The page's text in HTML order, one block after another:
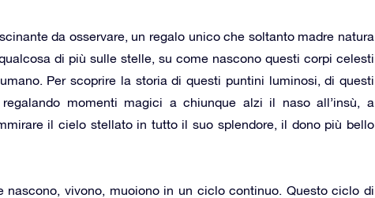
da osservare, un regalo unico che soltanto madre natura
di più sulle stelle, su come nascono questi corpi celesti
Per scoprire la storia di questi puntini luminosi, di questi
momenti magici a chiunque alzi il naso all’insù, a
il cielo stellato in tutto il suo splendore, il dono più bello
nascono, vivono, muoiono in un ciclo continuo. Questo ciclo di